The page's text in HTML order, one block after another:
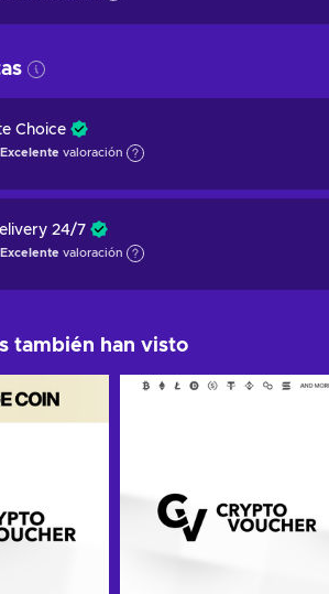
Choice
Excelente valoración
24/7
Excelente valoración
también han visto